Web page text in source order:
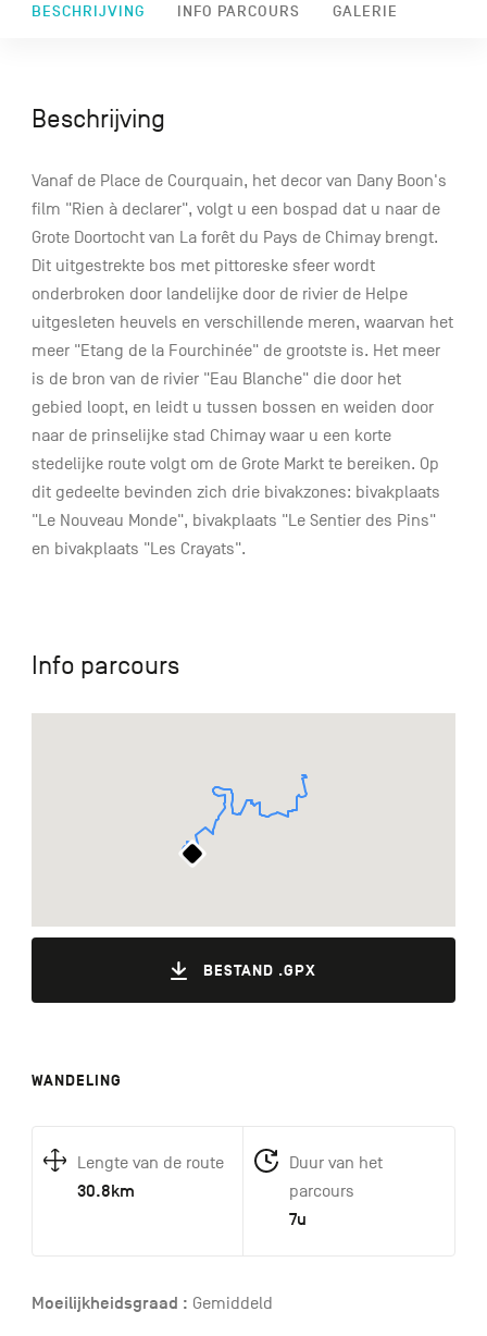
BESCHRIJVING INFO PARCOURS GALERIE
Beschrijving
Vanaf de Place de Courquain, het decor van Dany Boon's
film "Rien à declarer", volgt u een bospad dat u naar de
Grote Doortocht van La forêt du Pays de Chimay brengt.
Dit uitgestrekte bos met pittoreske sfeer wordt
onderbroken door landelijke door de rivier de Helpe
uitgesleten heuvels en verschillende meren, waarvan het
meer "Etang de la Fourchinée" de grootste is. Het meer
is de bron van de rivier "Eau Blanche" die door het
gebied loopt, en leidt u tussen bossen en weiden door
naar de prinselijke stad Chimay waar u een korte
stedelijke route volgt om de Grote Markt te bereiken. Op
dit gedeelte bevinden zich drie bivakzones: bivakplaats
"Le Nouveau Monde", bivakplaats "Le Sentier des Pins"
en bivakplaats "Les Crayats".
Info parcours
BESTAND .GPX
WANDELING
Lengte van de route
30.8km
Duur van het
parcours
7u
Moeilijkheidsgraad : Gemiddeld